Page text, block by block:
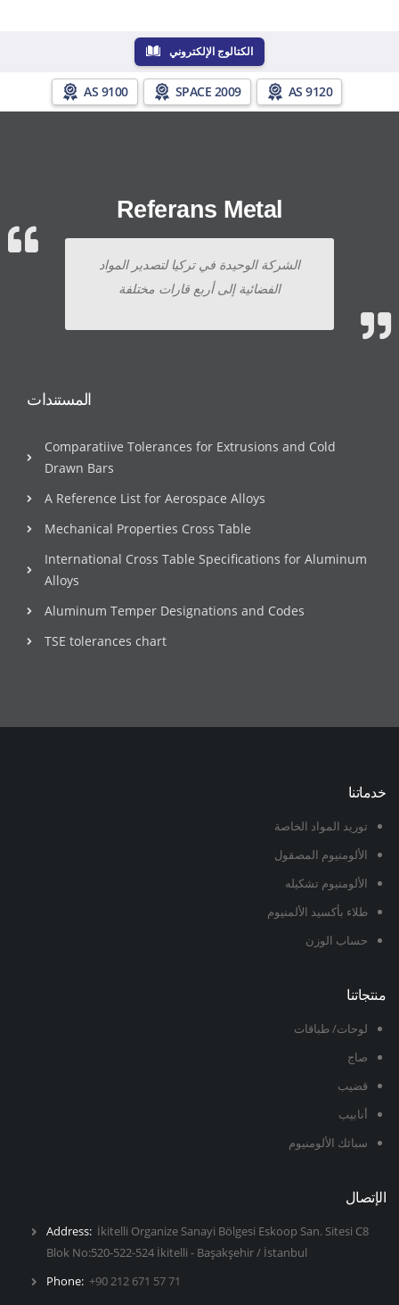
الكتالوج الإلكتروني
AS 9100 SPACE 2009 AS 9120
Referans Metal
الشركة الوحيدة في تركيا لتصدير المواد
الفضائية إلى أربع قارات مختلفة
المستندات
Comparatiive Tolerances for Extrusions and Cold
Drawn Bars
A Reference List for Aerospace Alloys
Mechanical Properties Cross Table
International Cross Table Specifications for Aluminum
Alloys
Aluminum Temper Designations and Codes
TSE tolerances chart
خدماتنا
توريد المواد الخاصة
الألومنيوم المصقول
الألومنيوم تشكيله
طلاء بأكسيد الألمنيوم
حساب الوزن
منتجاتنا
لوحات/ طباقات
صاج
قضيب
أنابيب
سبائك الألومنيوم
الإتصال
Address: İkitelli Organize Sanayi Bölgesi Eskoop San. Sitesi C8
Blok No:520-522-524 İkitelli - Başakşehir / İstanbul
Phone: +90 212 671 57 71